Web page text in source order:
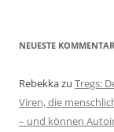
NEUESTE
Rebekkazu Tregs:
Viren, die
– und können